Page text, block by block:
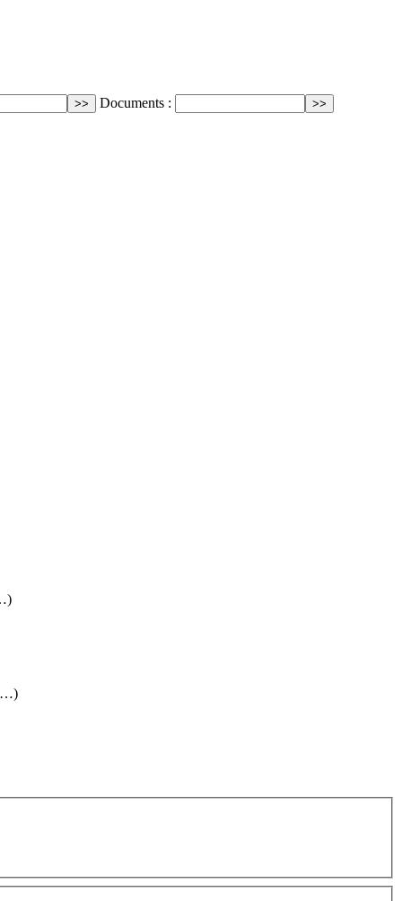
Documents :